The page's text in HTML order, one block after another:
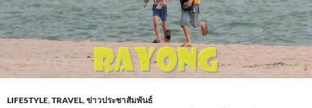
LIFESTYLE,TRAVEL,ข่าวประชาสัมพันธ์